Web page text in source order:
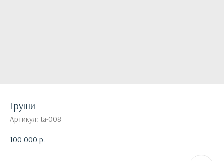
Груши
Артикул: ta-008
100 000 р.